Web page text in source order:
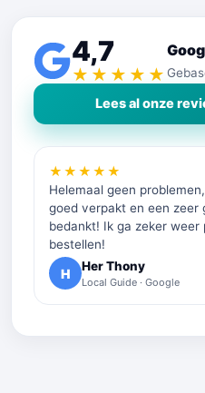
4,7
★★★★★
Lees al onze
★★★★★
Helemaal geen
goed verpakt en een zeer
bedankt! Ik ga zeker weer
bestellen!
H Her Thony
Local Guide · Google